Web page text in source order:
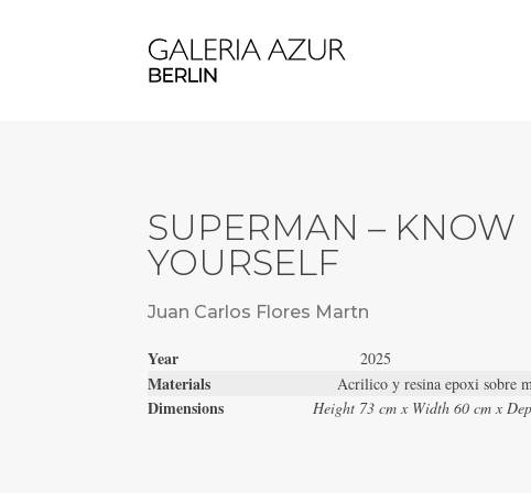
SUPERMAN – KNOW
YOURSELF
Juan Carlos Flores Martn
Year2025
MaterialsAcrilico y resina epoxi sobre
Dimensions Height 73 cm x Width 60 cm x